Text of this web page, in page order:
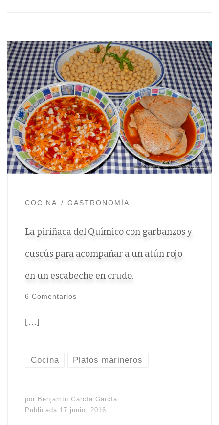
COCINA GASTRONOMÍA
La piriñaca del Químico con garbanzos y
cuscús para acompañar a un atún rojo
en un escabeche en crudo.
6 Comentarios
[…]
Cocina Platos marineros
por Benjamín García García
Publicada 17 junio, 2016